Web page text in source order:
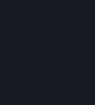
Средства за
вернуть по обычным
больше 2 часов в игре).
по таким же условиям, но
Средства, потраченные на